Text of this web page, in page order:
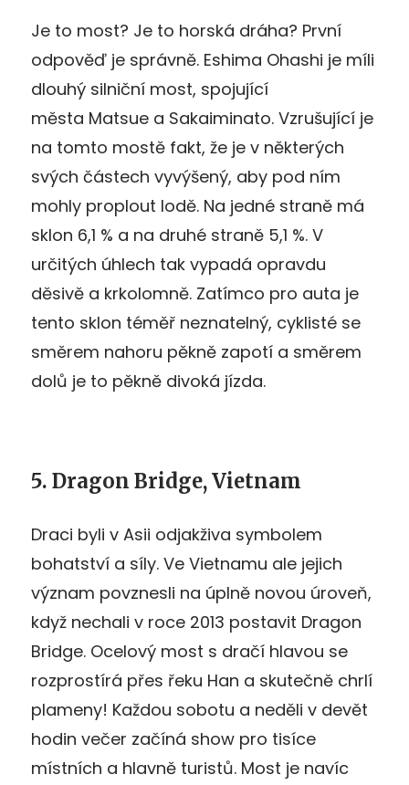
Je to most? Je to horská dráha? První
odpověď je správně. Eshima Ohashi je míli
dlouhý silniční most, spojující
města Matsue a Sakaiminato. Vzrušující je
na tomto mostě fakt, že je v některých
svých částech vyvýšený, aby pod ním
mohly proplout lodě. Na jedné straně má
sklon 6,1 % a na druhé straně 5,1 %. V
určitých úhlech tak vypadá opravdu
děsivě a krkolomně. Zatímco pro auta je
tento sklon téměř neznatelný, cyklisté se
směrem nahoru pěkně zapotí a směrem
dolů je to pěkně divoká jízda.
5. Dragon Bridge, Vietnam
Draci byli v Asii odjakživa symbolem
bohatství a síly. Ve Vietnamu ale jejich
význam povznesli na úplně novou úroveň,
když nechali v roce 2013 postavit Dragon
Bridge. Ocelový most s dračí hlavou se
rozprostírá přes řeku Han a skutečně chrlí
plameny! Každou sobotu a neděli v devět
hodin večer začíná show pro tisíce
místních a hlavně turistů. Most je navíc